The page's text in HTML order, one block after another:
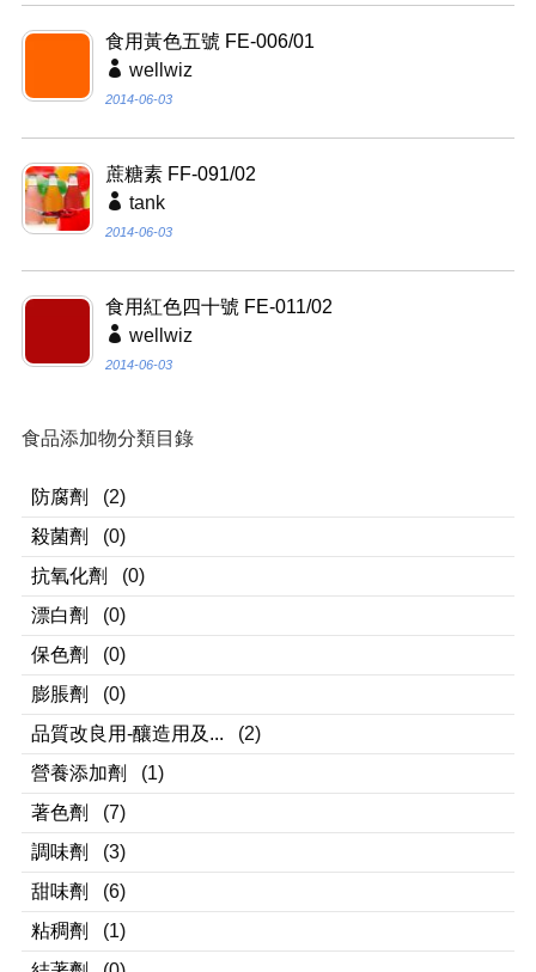
食用黃色五號 FE-006/01
wellwiz
2014-06-03
蔗糖素 FF-091/02
tank
2014-06-03
食用紅色四十號 FE-011/02
wellwiz
2014-06-03
食品添加物分類目錄
防腐劑
(2)
殺菌劑
(0)
抗氧化劑
(0)
漂白劑
(0)
保色劑
(0)
膨脹劑
(0)
品質改良用-釀造用及...
(2)
營養添加劑
(1)
著色劑
(7)
調味劑
(3)
甜味劑
(6)
粘稠劑
(1)